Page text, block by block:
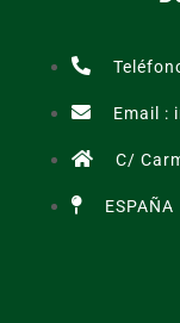
Email :
C/
ESPAÑA